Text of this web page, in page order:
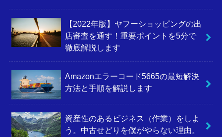
【2022年版】ヤフーショッピングの出
店審査を通す！重要ポイントを5分で
徹底解説します
Amazonエラーコード5665の最短解決
方法と手順を解説します
資産性のあるビジネス（作業）をしよ
う。中古せどりを僕がやらない理由。